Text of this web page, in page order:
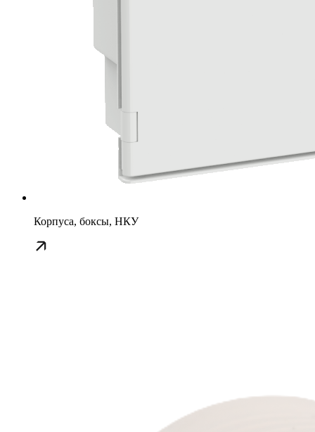
Корпуса, боксы, НКУ